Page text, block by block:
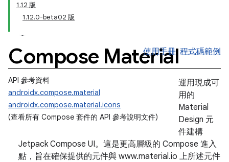
1.12 版
1.12.0-beta02 版
Compose Material
使用手冊 程式碼範例
API 參考資料
androidx.compose.material
androidx.compose.material.icons
(查看所有 Compose 套件的 API 參考說明文件)
運用現成可
用的
Material
Design 元
件建構
Jetpack Compose UI。這是更高層級的 Compose 進入
點，旨在確保提供的元件與 www.material.io 上所述元件